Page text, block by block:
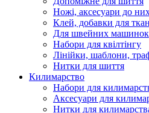
Ножі, аксесуари до
Клей, добавки для
Для швейних машинок
Набори для квілтінгу
Лінійки, шаблони,
Нитки для шиття
Килимарство
Набори для
Аксесуари для
Нитки для